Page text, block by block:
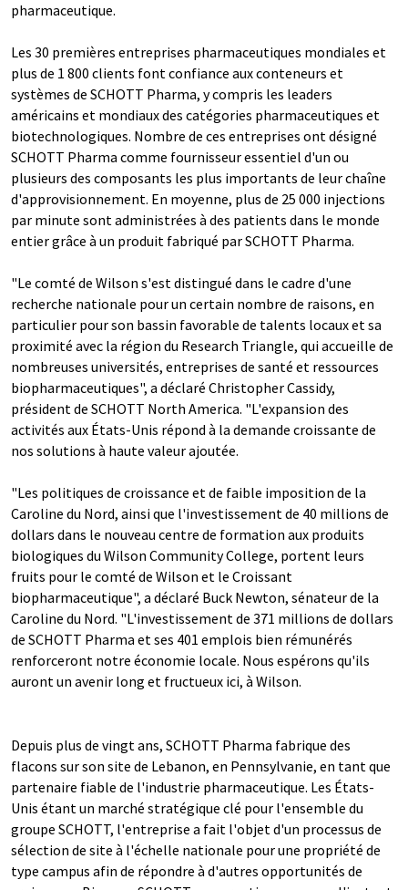
pharmaceutique.
Les 30 premières entreprises pharmaceutiques mondiales et
plus de 1 800 clients font confiance aux conteneurs et
systèmes de SCHOTT Pharma, y compris les leaders
américains et mondiaux des catégories pharmaceutiques et
biotechnologiques. Nombre de ces entreprises ont désigné
SCHOTT Pharma comme fournisseur essentiel d'un ou
plusieurs des composants les plus importants de leur chaîne
d'approvisionnement. En moyenne, plus de 25 000 injections
par minute sont administrées à des patients dans le monde
entier grâce à un produit fabriqué par SCHOTT Pharma.
"Le comté de Wilson s'est distingué dans le cadre d'une
recherche nationale pour un certain nombre de raisons, en
particulier pour son bassin favorable de talents locaux et sa
proximité avec la région du Research Triangle, qui accueille de
nombreuses universités, entreprises de santé et ressources
biopharmaceutiques", a déclaré Christopher Cassidy,
président de SCHOTT North America. "L'expansion des
activités aux États-Unis répond à la demande croissante de
nos solutions à haute valeur ajoutée.
"Les politiques de croissance et de faible imposition de la
Caroline du Nord, ainsi que l'investissement de 40 millions de
dollars dans le nouveau centre de formation aux produits
biologiques du Wilson Community College, portent leurs
fruits pour le comté de Wilson et le Croissant
biopharmaceutique", a déclaré Buck Newton, sénateur de la
Caroline du Nord. "L'investissement de 371 millions de dollars
de SCHOTT Pharma et ses 401 emplois bien rémunérés
renforceront notre économie locale. Nous espérons qu'ils
auront un avenir long et fructueux ici, à Wilson.
Depuis plus de vingt ans, SCHOTT Pharma fabrique des
flacons sur son site de Lebanon, en Pennsylvanie, en tant que
partenaire fiable de l'industrie pharmaceutique. Les États-
Unis étant un marché stratégique clé pour l'ensemble du
groupe SCHOTT, l'entreprise a fait l'objet d'un processus de
sélection de site à l'échelle nationale pour une propriété de
type campus afin de répondre à d'autres opportunités de